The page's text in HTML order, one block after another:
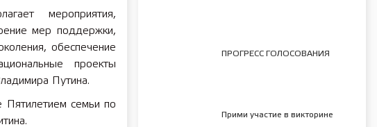
мероприятия,
мер поддержки,
обеспечение
проекты
Путина.
семьи по
ПРОГРЕСС ГОЛОСОВАНИЯ
Прими участие в викторине